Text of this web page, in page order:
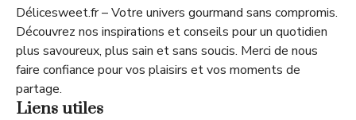
Délicesweet.fr – Votre univers gourmand sans compromis.
Découvrez nos inspirations et conseils pour un quotidien
plus savoureux, plus sain et sans soucis. Merci de nous
faire confiance pour vos plaisirs et vos moments de
partage.
Liens utiles